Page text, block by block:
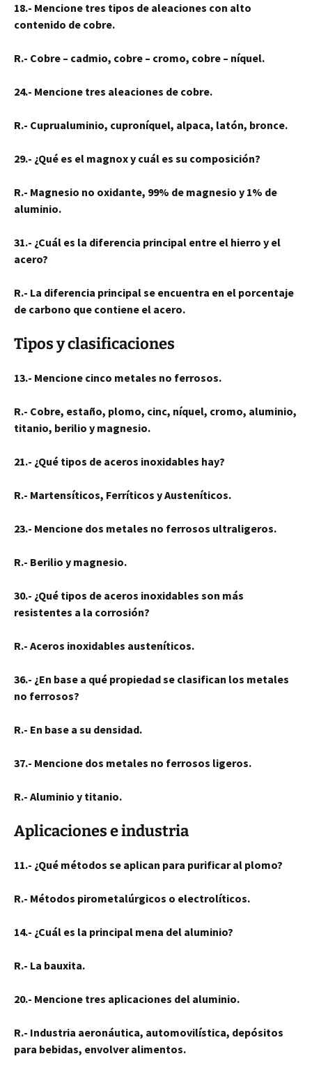
18.- Mencione tres tipos de aleaciones con alto
contenido de cobre.
R.- Cobre – cadmio, cobre – cromo, cobre – níquel.
24.- Mencione tres aleaciones de cobre.
R.- Cuprualuminio, cuproníquel, alpaca, latón, bronce.
29.- ¿Qué es el magnox y cuál es su composición?
R.- Magnesio no oxidante, 99% de magnesio y 1% de
aluminio.
31.- ¿Cuál es la diferencia principal entre el hierro y el
acero?
R.- La diferencia principal se encuentra en el porcentaje
de carbono que contiene el acero.
Tipos y clasificaciones
13.- Mencione cinco metales no ferrosos.
R.- Cobre, estaño, plomo, cinc, níquel, cromo, aluminio,
titanio, berilio y magnesio.
21.- ¿Qué tipos de aceros inoxidables hay?
R.- Martensíticos, Ferríticos y Austeníticos.
23.- Mencione dos metales no ferrosos ultraligeros.
R.- Berilio y magnesio.
30.- ¿Qué tipos de aceros inoxidables son más
resistentes a la corrosión?
R.- Aceros inoxidables austeníticos.
36.- ¿En base a qué propiedad se clasifican los metales
no ferrosos?
R.- En base a su densidad.
37.- Mencione dos metales no ferrosos ligeros.
R.- Aluminio y titanio.
Aplicaciones e industria
11.- ¿Qué métodos se aplican para purificar al plomo?
R.- Métodos pirometalúrgicos o electrolíticos.
14.- ¿Cuál es la principal mena del aluminio?
R.- La bauxita.
20.- Mencione tres aplicaciones del aluminio.
R.- Industria aeronáutica, automovilística, depósitos
para bebidas, envolver alimentos.